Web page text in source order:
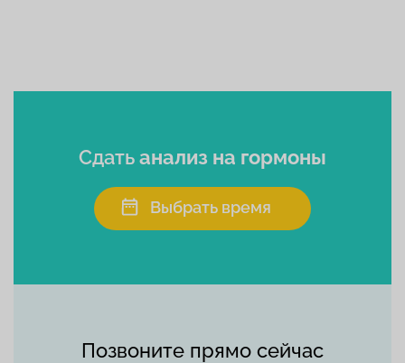
Позвоните прямо сейчас
Сдатьанализ на гормоны
Выбрать время